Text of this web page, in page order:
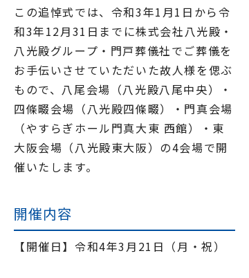
この追悼式では、令和3年1月1日から令
和3年12月31日までに株式会社八光殿・
八光殿グループ・門戸葬儀社でご葬儀を
お手伝いさせていただいた故人様を偲ぶ
もので、八尾会場（八光殿八尾中央）・
四條畷会場（八光殿四條畷）・門真会場
（やすらぎホール門真大東 西館）・東
大阪会場（八光殿東大阪）の4会場で開
催いたします。
開催内容
【開催日】令和4年3月21日（月・祝）